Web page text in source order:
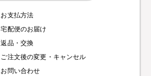
お支払方法
宅配便のお届け
返品・交換
ご注文後の変更・キャンセル
お問い合わせ